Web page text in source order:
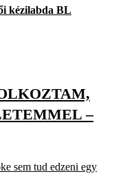
kézilabda BL
–
sem tud edzeni egy